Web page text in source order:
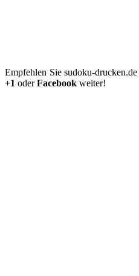
Empfehlen Sie sudoku-
+1 oderFacebook weiter!